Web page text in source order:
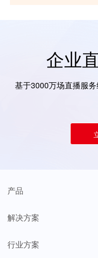
企业
基于3000万场直播服
产品
解决方案
行业方案